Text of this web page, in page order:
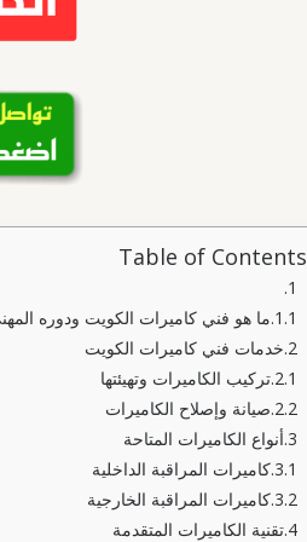
Table of Contents
ما هو فني كاميرات الكويت ودوره
خدمات فني كاميرات الكويت
تركيب الكاميرات وتهيئتها
صيانة وإصلاح الكاميرات
أنواع الكاميرات المتاحة
كاميرات المراقبة الداخلية
كاميرات المراقبة الخارجية
تقنية الكاميرات المتقدمة